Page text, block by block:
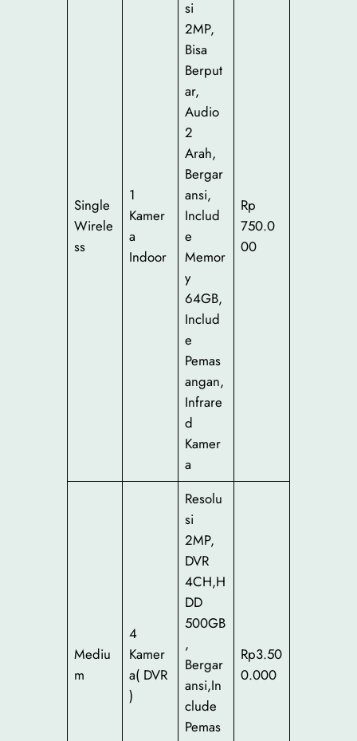
Single
Wirele
ss
1
Kamer
a
Indoor
si
2MP,
Bisa
Berput
ar,
Audio
2
Arah,
Bergar
ansi,
Includ
e
Memor
y
64GB,
Includ
e
Pemas
angan,
Infrare
d
Kamer
a
Rp
750.0
00
Mediu
m
4
Kamer
a( DVR
)
Resolu
si
2MP,
DVR
4CH,H
DD
500GB
,
Bergar
ansi,In
clude
Pemas
Rp3.50
0.000